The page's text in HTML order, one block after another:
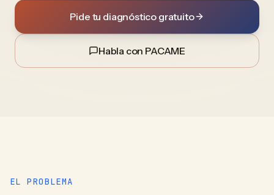
Pide tu diagnóstico gratuito
Habla con PACAME
EL PROBLEMA